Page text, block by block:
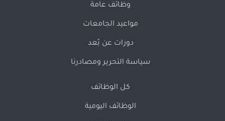
وظائف عامة
مواعيد الجامعات
دورات عن بُعد
سياسة التحرير ومصادرنا
كل الوظائف
الوظائف اليومية